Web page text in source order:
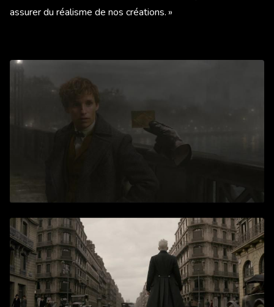
assurer du réalisme de nos créations. »